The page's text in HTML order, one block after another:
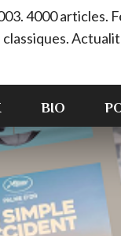
4000 articles.
BIO